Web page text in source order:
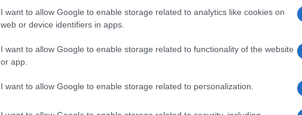
I want to allow Google to enable storage related to analytics like cookies on
web or device identifiers in apps.
I want to allow Google to enable storage related to functionality of the website
or app.
I want to allow Google to enable storage related to personalization.
Cserélhetőség
Az akkumulátor nem vehetõ ki!
Beszélgetési idő h /
Gyorstöltésre alkalmas
ALKALMAZÁSOK ÉS ÉRZÉKELŐK
Nincs